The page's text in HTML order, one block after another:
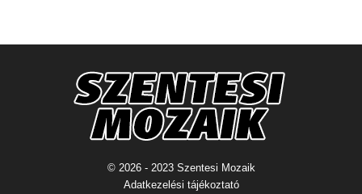
© 2026 - 2023 Szentesi Mozaik
Adatkezelési tájékoztató